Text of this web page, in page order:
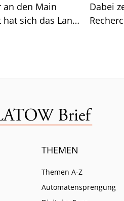
an den Main
hat sich das Land
Dabei
THEMEN
Themen A-Z
Automatensprengung